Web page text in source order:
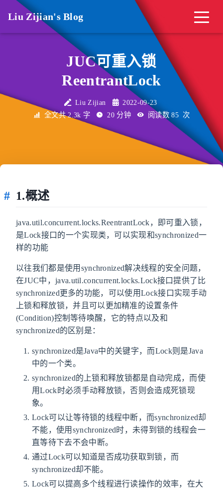
Liu Zijian's Blog
JUC可重入锁
ReentrantLock
Liu Zijian
2022-09-23
全文共 2.3k 字
20 分钟 阅读数85 次
1.概述
java.util.concurrent.locks.ReentrantLock，即可重入锁，
是Lock接口的一个实现类，可以实现和synchronized一
样的功能
以往我们都是使用synchronized解决线程的安全问题，
在JUC中，java.util.concurrent.locks.Lock接口提供了比
synchronized更多的功能，可以使用Lock接口实现手动
上锁和释放锁，并且可以更加精准的设置条件
(Condition)控制等待唤醒，它的特点以及和
synchronized的区别是：
synchronized是Java中的关键字，而Lock则是Java
中的一个类。
synchronized的上锁和释放锁都是自动完成，而使
用Lock时必须手动释放锁，否则会造成死锁现
象。
Lock可以让等待锁的线程中断，而synchronized却
不能，使用synchronized时，未得到锁的线程会一
直等待下去不会中断。
通过Lock可以知道是否成功获取到锁，而
synchronized却不能。
Lock可以提高多个线程进行读操作的效率，在大